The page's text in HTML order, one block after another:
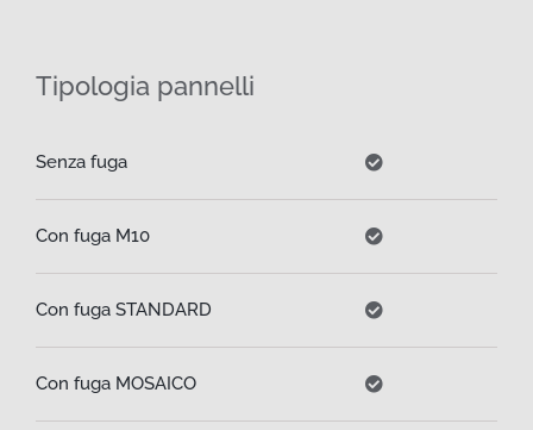
Tipologia pannelli
Senza fuga
Con fuga M10
Con fuga STANDARD
Con fuga MOSAICO